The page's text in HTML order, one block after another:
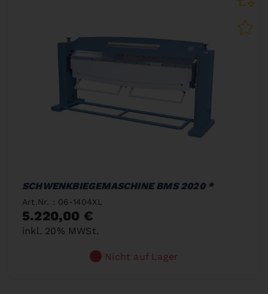
SCHWENKBIEGEMASCHINE BMS 2020 *
Art.Nr. : 06-1404XL
5.220,00 €
inkl. 20% MWSt.
Nicht auf Lager